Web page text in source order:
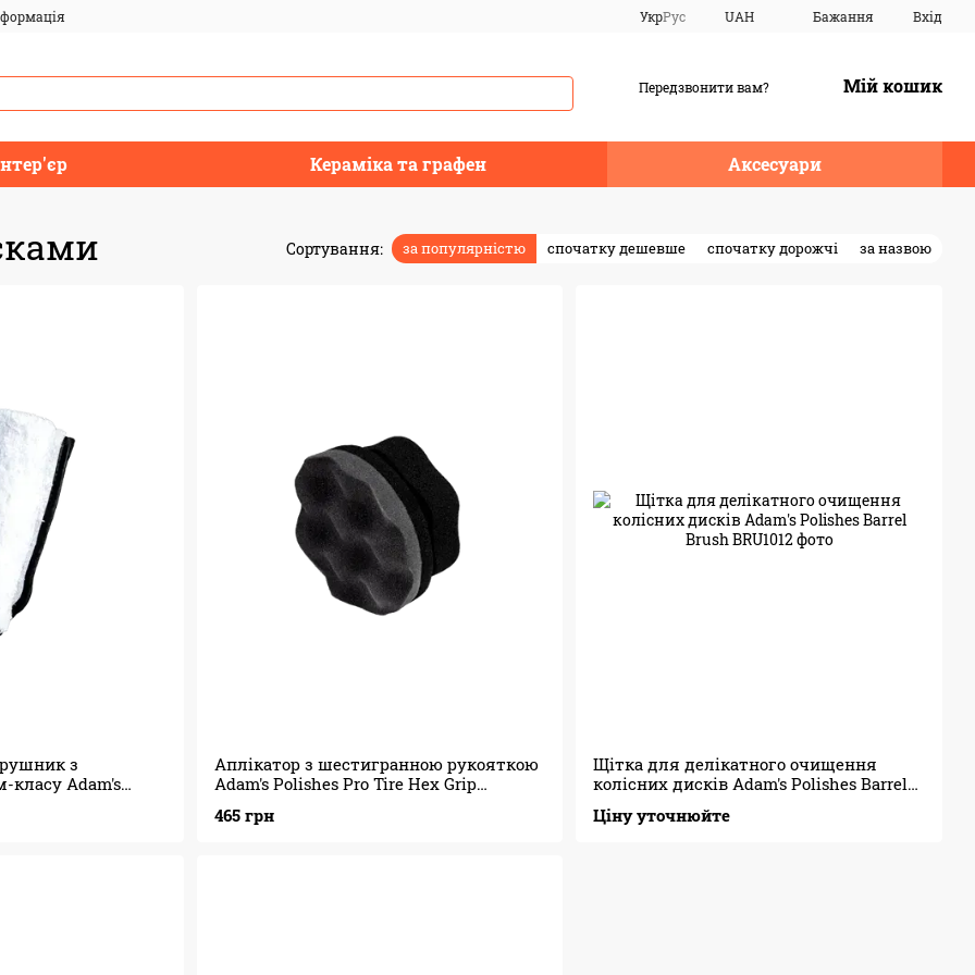
УкрРус UAH Бажання Вхід
Передзвонити вам? Мій кошик
Кераміка та графен Аксесуари
Сортування: за популярністю спочатку дешевше спочатку дорожчі за назвою
з
класу Adam's
Аплікатор з шестигранною рукояткою
Adam's Polishes Pro Tire Hex Grip
465 грн
Щітка для делікатного очищення
колісних дисків Adam's Polishes Barrel
Brush
Ціну уточнюйте